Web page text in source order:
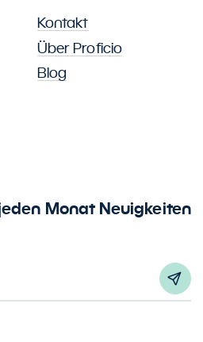
Kontakt
Über Proficio
Blog
Monat Neuigkeiten